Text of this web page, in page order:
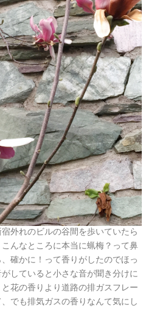
外れのビルの谷間を歩いていたら
んなところに本当に蝋梅？って鼻
確かに！って香りがしたのでほっ
していると小さな音が聞き分けに
花の香りより道路の排ガスフレー
でも排気ガスの香りなんて気にし